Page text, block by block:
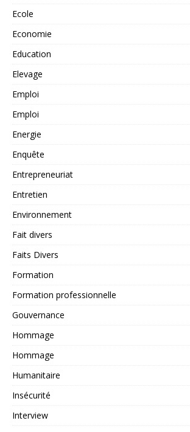
Ecole
Economie
Education
Elevage
Emploi
Emploi
Energie
Enquête
Entrepreneuriat
Entretien
Environnement
Fait divers
Faits Divers
Formation
Formation professionnelle
Gouvernance
Hommage
Hommage
Humanitaire
Insécurité
Interview